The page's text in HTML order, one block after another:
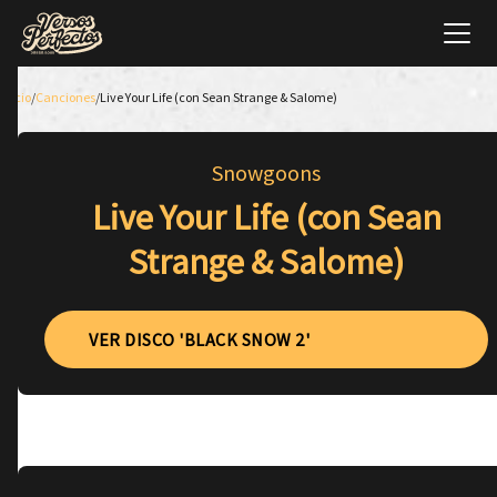
Inicio/Canciones/Live Your Life (con Sean Strange & Salome)
Snowgoons
Live Your Life (con Sean
Strange & Salome)
VER DISCO 'BLACK SNOW 2'